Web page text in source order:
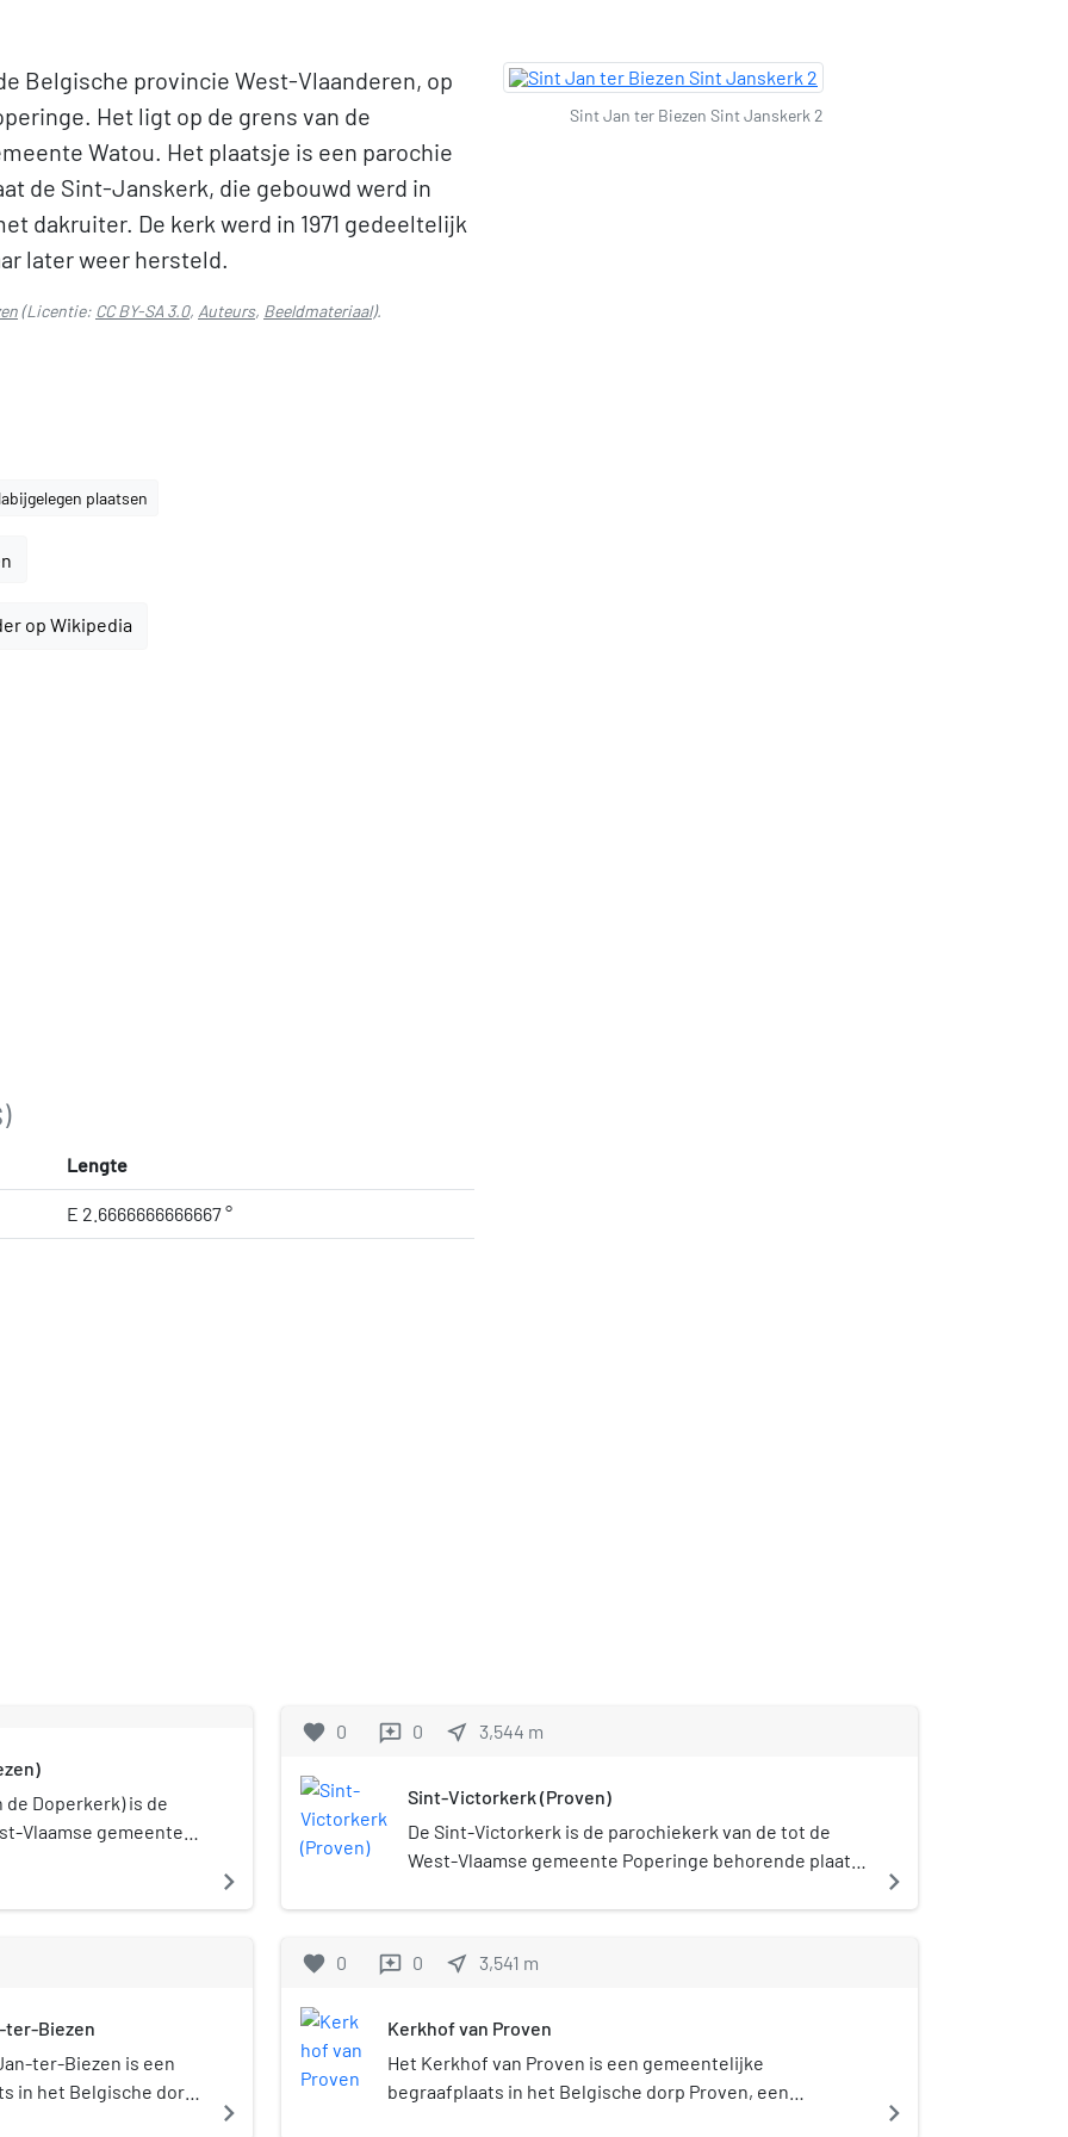
Belgische provincie West-Vlaanderen, op
Het ligt op de grens van de
Watou. Het plaatsje is een parochie
de Sint-Janskerk, die gebouwd werd in
dakruiter. De kerk werd in 1971 gedeeltelijk
later weer hersteld.
(Licentie: CC BY-SA 3.0, Auteurs, Beeldmateriaal).
plaatsen
op Wikipedia
Lengte
E 2.6666666666667 °
Sint Jan ter Biezen Sint Janskerk 2
Doperkerk) is de
Vlaamse gemeente
navigate_next
ter-Biezen
ter-Biezen is een
in het Belgische dorp
navigate_next
favorite 0 reviews 0 near_me 3,544 m
Sint-Victorkerk (Proven)
De Sint-Victorkerk is de parochiekerk van de tot de
West-Vlaamse gemeente Poperinge behorende plaats
navigate_next
favorite 0 reviews 0 near_me 3,541 m
Kerkhof van Proven
Het Kerkhof van Proven is een gemeentelijke
begraafplaats in het Belgische dorp Proven, een
navigate_next